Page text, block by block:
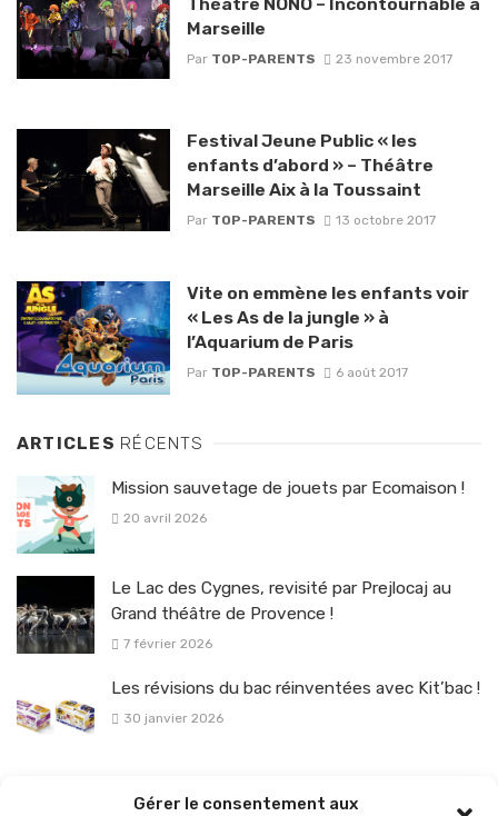
Gérer le consentement aux
Théatre NONO – Incontournable à
Marseille
Par TOP-PARENTS 23 novembre 2017
Festival Jeune Public « les
enfants d’abord » – Théâtre
Marseille Aix à la Toussaint
Par TOP-PARENTS 13 octobre 2017
Vite on emmène les enfants voir
« Les As de la jungle » à
l’Aquarium de Paris
Par TOP-PARENTS 6 août 2017
ARTICLES RÉCENTS
Mission sauvetage de jouets par Ecomaison !
20 avril 2026
Le Lac des Cygnes, revisité par Prejlocaj au
Grand théâtre de Provence !
7 février 2026
Les révisions du bac réinventées avec Kit’bac !
30 janvier 2026